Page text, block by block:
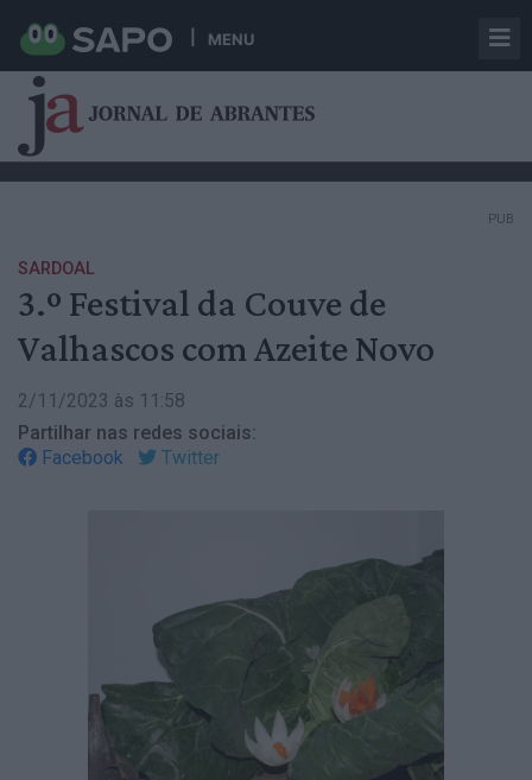
MENU
PUB
SARDOAL
3.º Festival da Couve de
Valhascos com Azeite Novo
2/11/2023 às 11:58
Partilhar nas redes sociais:
Facebook
Twitter